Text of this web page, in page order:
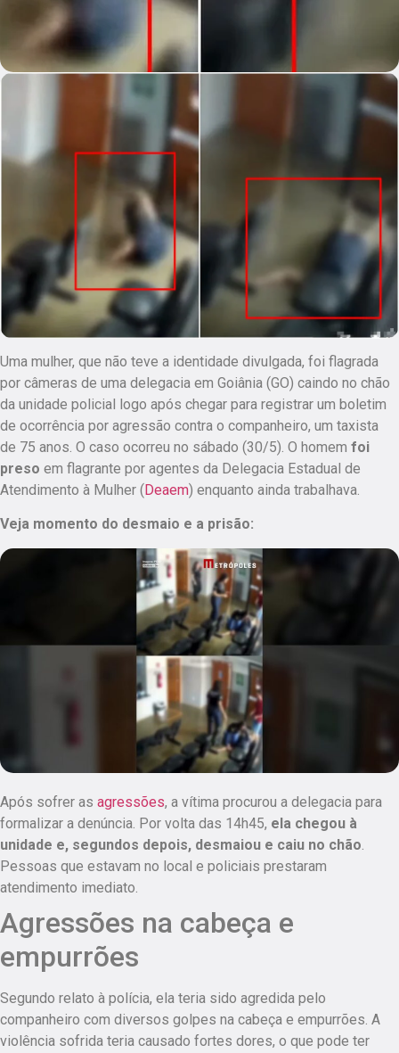
Uma mulher, que não teve a identidade divulgada, foi flagrada
por câmeras de uma delegacia em Goiânia (GO) caindo no chão
da unidade policial logo após chegar para registrar um boletim
de ocorrência por agressão contra o companheiro, um taxista
de 75 anos. O caso ocorreu no sábado (30/5). O homem foi
preso em flagrante por agentes da Delegacia Estadual de
Atendimento à Mulher (Deaem) enquanto ainda trabalhava.
Veja momento do desmaio e a prisão:
Após sofrer as agressões, a vítima procurou a delegacia para
formalizar a denúncia. Por volta das 14h45, ela chegou à
unidade e, segundos depois, desmaiou e caiu no chão.
Pessoas que estavam no local e policiais prestaram
atendimento imediato.
Agressões na cabeça e
empurrões
Segundo relato à polícia, ela teria sido agredida pelo
companheiro com diversos golpes na cabeça e empurrões. A
violência sofrida teria causado fortes dores, o que pode ter